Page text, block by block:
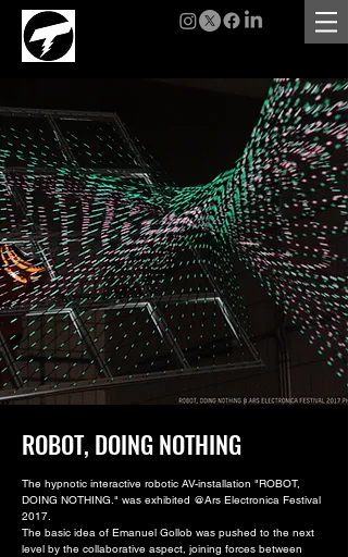
ROBOT, DOING NOTHING
The hypnotic interactive robotic AV-installation "ROBOT,
DOING NOTHING." was exhibited @Ars Electronica Festival
2017.
The basic idea of Emanuel Gollob was pushed to the next
level by the collaborative aspect, joining forces between